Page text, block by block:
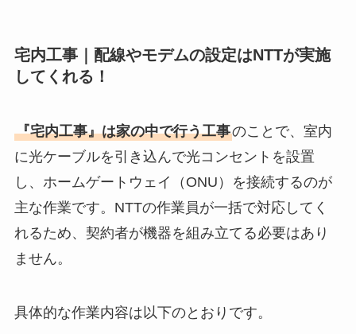
宅内工事｜配線やモデムの設定はNTTが実施
してくれる！
『宅内工事』は家の中で行う工事のことで、室内
に光ケーブルを引き込んで光コンセントを設置
し、ホームゲートウェイ（ONU）を接続するのが
主な作業です。NTTの作業員が一括で対応してく
れるため、契約者が機器を組み立てる必要はあり
ません。
具体的な作業内容は以下のとおりです。